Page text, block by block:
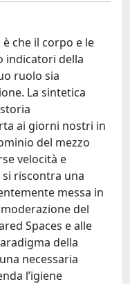
è che il corpo e le
indicatori della
ruolo sia
La sintetica
ai giorni nostri in
del mezzo
velocità e
si riscontra una
messa in
del
Spaces e alle
della
necessaria
l’igiene